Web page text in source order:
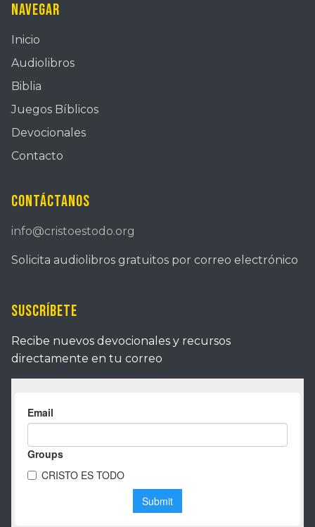
Navegar
Inicio
Audiolibros
Biblia
Juegos Bíblicos
Devocionales
Contacto
Contáctanos
info@cristoestodo.org
Solicita audiolibros gratuitos por correo electrónico
Suscríbete
Recibe nuevos devocionales y recursos
directamente en tu correo